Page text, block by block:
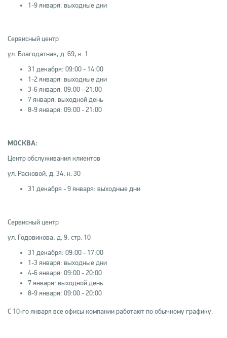
1-9 января: выходные дни
Сервисный центр
ул. Благодатная, д. 69, к. 1
31 декабря: 09:00 - 14:00
1-2 января: выходные дни
3-6 января: 09:00 - 21:00
7 января: выходной день
8-9 января: 09:00 - 21:00
МОСКВА:
Центр обслуживания клиентов
ул. Расковой, д. 34, к. 30
31 декабря - 9 января: выходные дни
Сервисный центр
ул. Годовикова, д. 9, стр. 10
31 декабря: 09:00 - 17:00
1-3 января: выходные дни
4-6 января: 09:00 - 20:00
7 января: выходной день
8-9 января: 09:00 - 20:00
С 10-го января все офисы компании работают по обычному графику.